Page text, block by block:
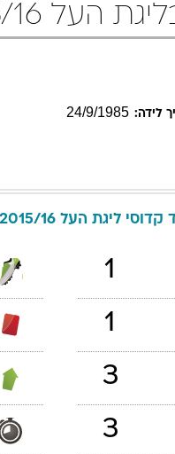
16 כדורגל
לידה: 24/9/1985
קדוסי ליגת העל 2015/16
1
1
3
3